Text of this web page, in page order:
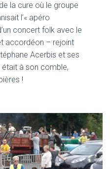
la cure où le groupe
l’« apéro
concert folk avec le
accordéon – rejoint
Acerbis et ses
était à son comble,
!